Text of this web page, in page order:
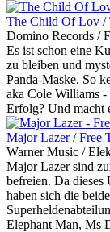
The Child Of Lov /
Domino Records /
Es ist schon eine
zu bleiben und
Panda-Maske. So
aka Cole Williams
Erfolg? Und macht
Major Lazer / Free
Warner Music /
Major Lazer sind
befreien. Da
haben sich die
Elephant Man, Ms